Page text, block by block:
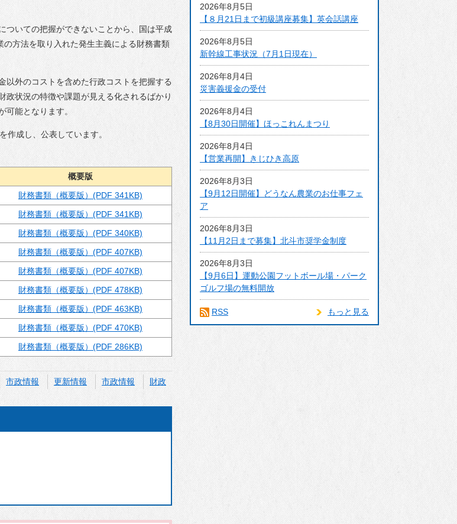
主要な戦略・計画
財政
自衛官募集
いての把握ができないことから、国は平成
方法を取り入れた発生主義による財務書類
外のコストを含めた行政コストを把握する
政状況の特徴や課題が見える化されるばかり
能となります。
成し、公表しています。
概要版
財務書類（概要版）(PDF 341KB)
財務書類（概要版）(PDF 341KB)
財務書類（概要版）(PDF 340KB)
財務書類（概要版）(PDF 407KB)
財務書類（概要版）(PDF 407KB)
財務書類（概要版）(PDF 478KB)
財務書類（概要版）(PDF 463KB)
財務書類（概要版）(PDF 470KB)
財務書類（概要版）(PDF 286KB)
市政情報 更新情報 市政情報 財政
2026年8月5日
【８月21日まで初級講座募集】英会話講座
2026年8月5日
新幹線工事状況（7月1日現在）
2026年8月4日
災害義援金の受付
2026年8月4日
【8月30日開催】ほっこれんまつり
2026年8月4日
【営業再開】きじひき高原
2026年8月3日
【9月12日開催】どうなん農業のお仕事フェ
ア
2026年8月3日
【11月2日まで募集】北斗市奨学金制度
2026年8月3日
【9月6日】運動公園フットボール場・パーク
ゴルフ場の無料開放
もっと見る
RSS